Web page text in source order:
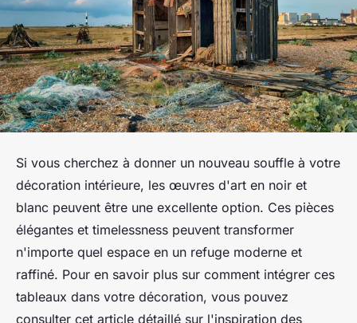
Si vous cherchez à donner un nouveau souffle à votre
décoration intérieure, les œuvres d'art en noir et
blanc peuvent être une excellente option. Ces pièces
élégantes et timelessness peuvent transformer
n'importe quel espace en un refuge moderne et
raffiné. Pour en savoir plus sur comment intégrer ces
tableaux dans votre décoration, vous pouvez
consulter cet article détaillé sur l'inspiration des